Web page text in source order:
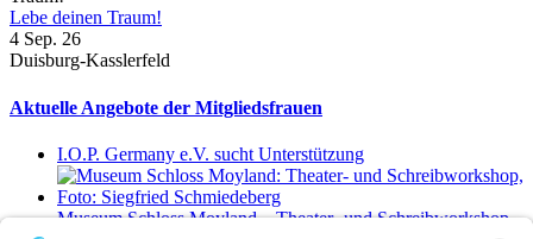
Lebe deinen Traum!
4 Sep. 26
Duisburg-Kasslerfeld
Aktuelle Angebote der Mitgliedsfrauen
I.O.P. Germany e.V. sucht Unterstützung
Museum Schloss Moyland – Theater- und Schreibworkshop